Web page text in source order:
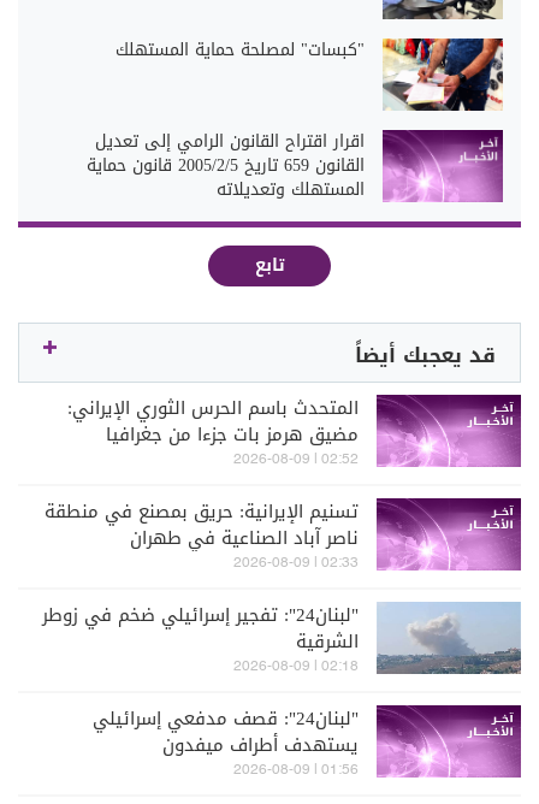
"كبسات" لمصلحة حماية المستهلك
اقرار اقتراح القانون الرامي إلى تعديل
القانون 659 تاريخ 2005/2/5 قانون حماية
المستهلك وتعديلاته
تابع
قد يعجبك أيضاً
المتحدث باسم الحرس الثوري الإيراني:
مضيق هرمز بات جزءا من جغرافيا
المواجهة بالنسبة لنا وليس مجرد ممر
02:52 | 2026-08-09
تسنيم الإيرانية: حريق بمصنع في منطقة
ناصر آباد الصناعية في طهران
02:33 | 2026-08-09
"لبنان24": تفجير إسرائيلي ضخم في زوطر
الشرقية
02:18 | 2026-08-09
"لبنان24": قصف مدفعي إسرائيلي
يستهدف أطراف ميفدون
01:56 | 2026-08-09